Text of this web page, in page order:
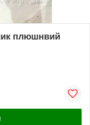
плюшнвий